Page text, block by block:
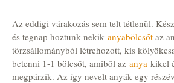
Az eddigi várakozás sem telt tétlenül.
és tegnap hoztunk nekik anyabölcsőt az
törzsállományból létrehozott, kis
betenni 1-1 bölcsőt, amiből az anya kikel
megpárzik. Az így nevelt anyák egy